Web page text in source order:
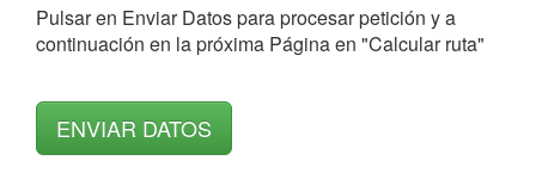
Pulsar en Enviar Datos para procesar petición y a
continuación en la próxima Página en "Calcular ruta"